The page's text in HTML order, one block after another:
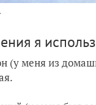
я
(у меня из